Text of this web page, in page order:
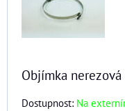
Objímka
Dostupnost: Na